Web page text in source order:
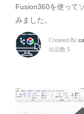
Fusion360を使って
みました。
Created By
出品数 5